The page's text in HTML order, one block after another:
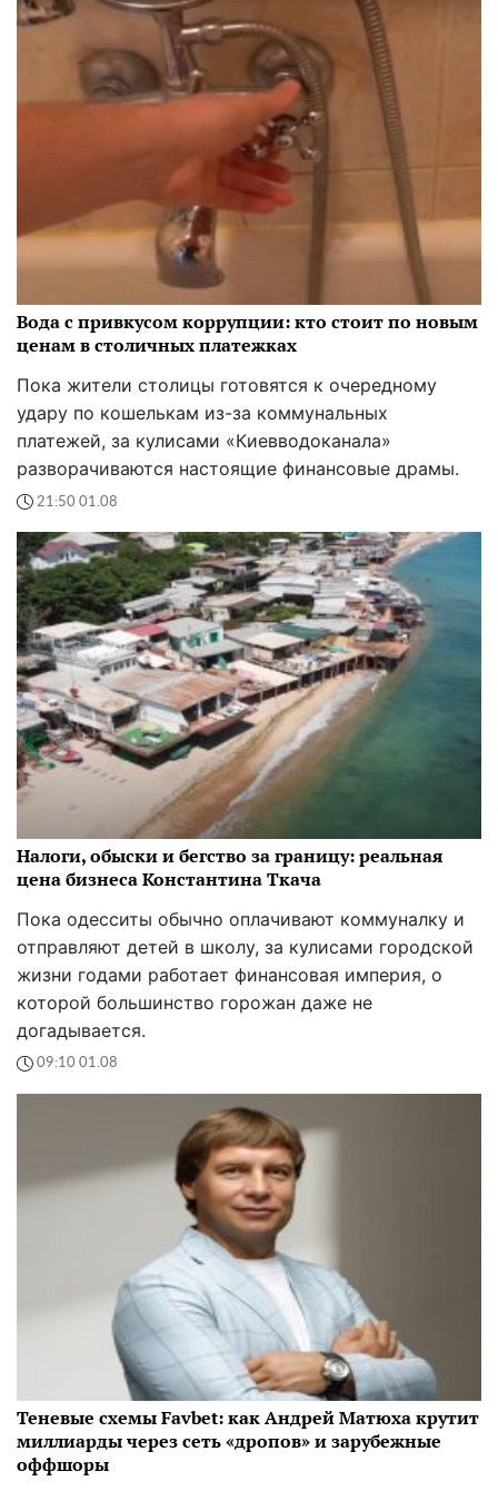
Вода с привкусом коррупции: кто стоит по новым
ценам в столичных платежках
Пока жители столицы готовятся к очередному
удару по кошелькам из-за коммунальных
платежей, за кулисами «Киевводоканала»
разворачиваются настоящие финансовые драмы.
21:50 01.08
Налоги, обыски и бегство за границу: реальная
цена бизнеса Константина Ткача
Пока одесситы обычно оплачивают коммуналку и
отправляют детей в школу, за кулисами городской
жизни годами работает финансовая империя, о
которой большинство горожан даже не
догадывается.
09:10 01.08
Теневые схемы Favbet: как Андрей Матюха крутит
миллиарды через сеть «дропов» и зарубежные
оффшоры